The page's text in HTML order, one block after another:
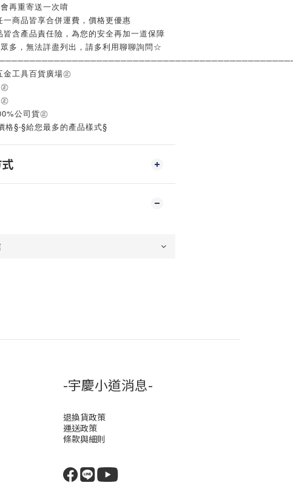
再重寄送一次唷
商品皆享合併運費，價格更優惠
含產品責任險，為您的安全再加一道保障
多，無法詳盡列出，請多利用聊聊詢問☆
工具百貨廣場㊣
公司貨㊣
格§‧§給您最多的產品樣式§
-宇慶小道消息-
退換貨政策
運送政策
條款與細則